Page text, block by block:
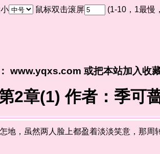
鼠标双击滚屏 (1-10，1最慢
www.yqxs.com 或把本站加入收
2章(1) 作者：季可
，虽然两人脸上都盈着淡淡笑意，那周